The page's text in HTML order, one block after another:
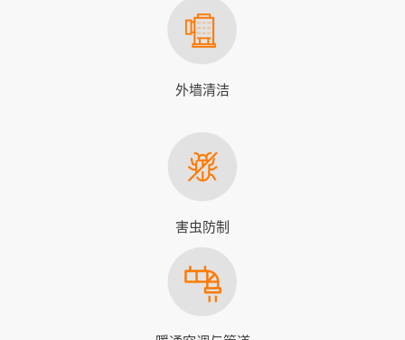
外墙清洁
害虫防制